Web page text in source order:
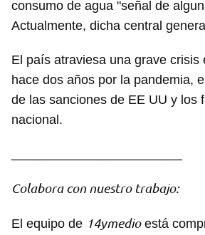
Guardar como favorito
Para poder guardar como favorito,
iniciar sesión con tu cuenta de
consumo de agua "señal de
Actualmente, dicha central
El país atraviesa una grave crisis
hace dos años por la pandemia,
de las sanciones de EE UU y los
nacional.
Colabora con nuestro trabajo:
El equipo de 14ymedioestá